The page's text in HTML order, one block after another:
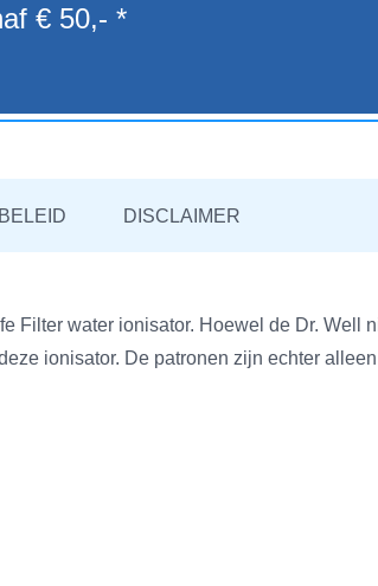
€ 50,- *
DISCLAIMER
Filter water ionisator. Hoewel de Dr. Well
ionisator. De patronen zijn echter